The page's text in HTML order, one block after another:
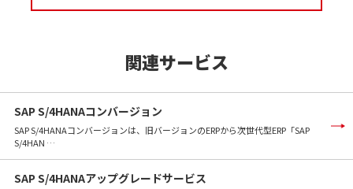
関連サービス
SAP S/4HANAコンバージョン
SAP S/4HANAコンバージョンは、旧バージョンのERPから次世代型ERP「SAP
S/4HAN …
SAP S/4HANAアップグレードサービス